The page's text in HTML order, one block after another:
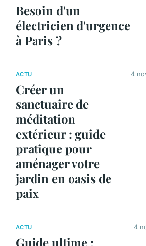
Besoin d'un
électricien d'urgence
à Paris ?
ACTU
Créer un
sanctuaire de
méditation
extérieur : guide
pratique pour
aménager votre
jardin en oasis de
paix
4
ACTU
Guide ultime :
4